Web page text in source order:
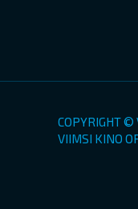
COPYRIGHT ©
VIIMSI KINO